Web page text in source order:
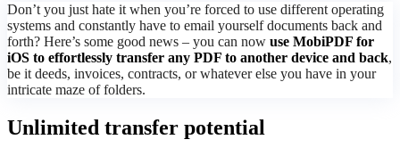
Don’t you just hate it when you’re forced to use different operating
systems and constantly have to email yourself documents back and
forth? Here’s some good news – you can now use MobiPDF for
iOS to effortlessly transfer any PDF to another device and back,
be it deeds, invoices, contracts, or whatever else you have in your
intricate maze of folders.
Unlimited transfer potential